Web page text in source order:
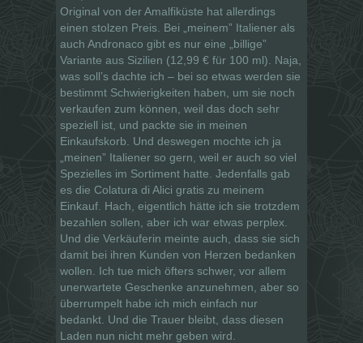
Original von der Amalfiküste hat allerdings
einen stolzen Preis. Bei „meinem” Italiener als
auch Andronaco gibt es nur eine „billige”
Variante aus Sizilien (12,99 € für 100 ml). Naja,
was soll’s dachte ich – bei so etwas werden sie
bestimmt Schwierigkeiten haben, um sie noch
verkaufen zum können, weil das doch sehr
speziell ist, und packte sie in meinen
Einkaufskorb. Und deswegen mochte ich ja
„meinen” Italiener so gern, weil er auch so viel
Spezielles im Sortiment hatte. Jedenfalls gab
es die Colatura di Alici gratis zu meinem
Einkauf. Hach, eigentlich hätte ich sie trotzdem
bezahlen sollen, aber ich war etwas perplex.
Und die Verkäuferin meinte auch, dass sie sich
damit bei ihren Kunden von Herzen bedanken
wollen. Ich tue mich öfters schwer, vor allem
unerwartete Geschenke anzunehmen, aber so
überrumpelt habe ich mich einfach nur
bedankt. Und die Trauer bleibt, dass diesen
Laden nun nicht mehr geben wird.